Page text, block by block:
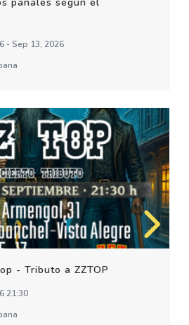
- Sep 13, 2026
- Tributo a ZZTOP
21:30